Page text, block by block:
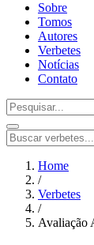
Sobre
Tomos
Autores
Verbetes
Notícias
Contato
Home
/
Verbetes
/
Avaliação